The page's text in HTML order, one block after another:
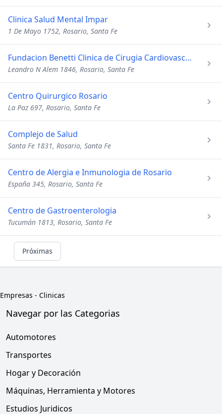
Clinica Salud Mental Impar
1 De Mayo 1752, Rosario, Santa Fe
Fundacion Benetti Clinica de Cirugia Cardiovascular
Leandro N Alem 1846, Rosario, Santa Fe
Centro Quirurgico Rosario
La Paz 697, Rosario, Santa Fe
Complejo de Salud
Santa Fe 1831, Rosario, Santa Fe
Centro de Alergia e Inmunologia de Rosario
España 345, Rosario, Santa Fe
Centro de Gastroenterologia
Tucumán 1813, Rosario, Santa Fe
Próximas
Empresas - Clinicas
Navegar por las Categorias
Automotores
Transportes
Hogar y Decoración
Máquinas, Herramienta y Motores
Estudios Juridicos